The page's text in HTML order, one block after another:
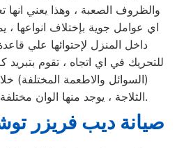
والظروف الصعبة ، وهذا يعني
اي عوامل جوية بإختلاف انواعها ،
داخل المنزل لإحتوائها علي
للتحريك في اي اتجاه ، تقوم بتبريد
(السوائل والاطعمة المختلفة)
الثلاجة ، يوجد منها الوان مختلفة لتناسب كافة التصاميم.
صيانة ديب فريزر